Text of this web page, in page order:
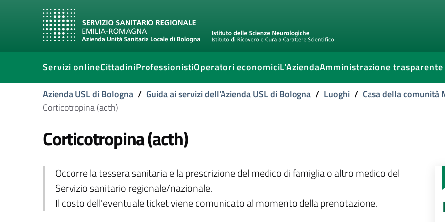
Servizi onlineCittadiniProfessionistiOperatori economiciL'AziendaAmministrazione trasparente
Azienda USL di Bologna / Guida ai servizi dell'Azienda USL di Bologna / Luoghi / Casa della comunità
Corticotropina (acth)
Corticotropina (acth)
Occorre la tessera sanitaria e la prescrizione del medico di famiglia o altro medico del
Servizio sanitario regionale/nazionale.
Il costo dell'eventuale ticket viene comunicato al momento della prenotazione.